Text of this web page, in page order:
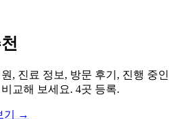
, 진료 정보, 방문 후기, 진행 중인
교해 보세요. 4곳 등록.
→